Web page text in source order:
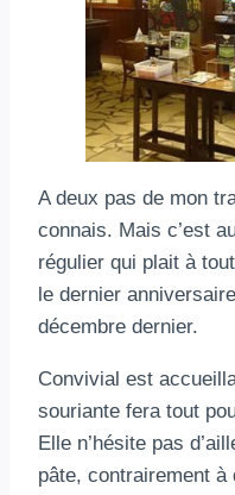
A deux pas de mon
connais. Mais c’est
régulier qui plait à
le dernier
décembre dernier.
Convivial est
souriante fera tout
Elle n’hésite pas
pâte, contrairement à